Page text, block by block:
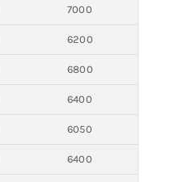
7000
6200
6800
6400
6050
6400